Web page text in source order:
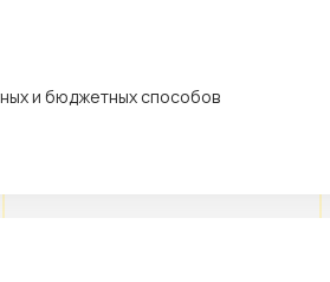
и бюджетных способов